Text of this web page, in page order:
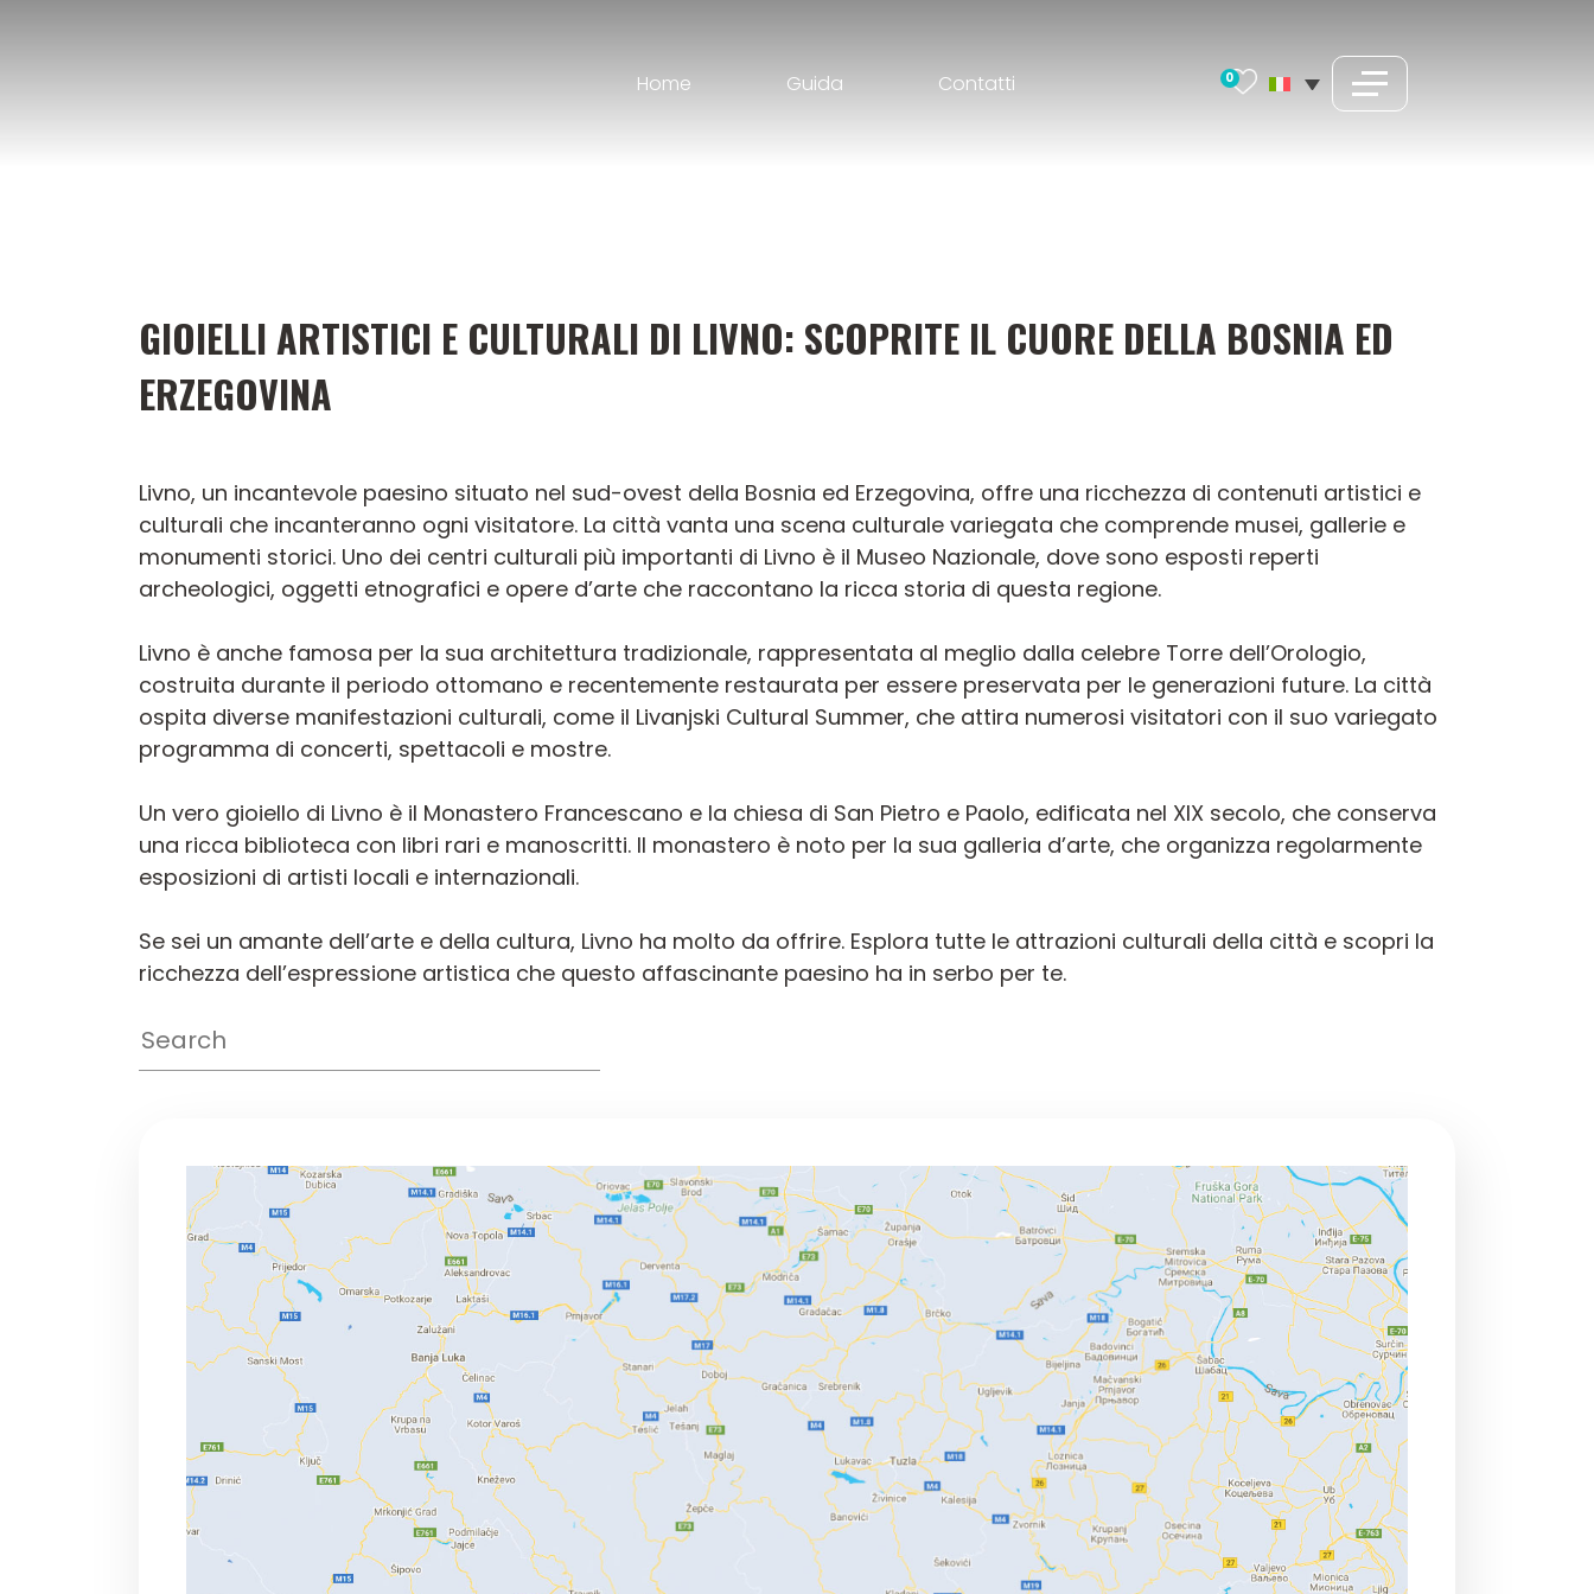
Home Guida Contatti 0
GIOIELLI ARTISTICI E CULTURALI DI LIVNO: SCOPRITE IL CUORE DELLA BOSNIA ED
ERZEGOVINA
Livno, un incantevole paesino situato nel sud-ovest della Bosnia ed Erzegovina, offre una ricchezza di contenuti artistici e
culturali che incanteranno ogni visitatore. La città vanta una scena culturale variegata che comprende musei, gallerie e
monumenti storici. Uno dei centri culturali più importanti di Livno è il Museo Nazionale, dove sono esposti reperti
archeologici, oggetti etnografici e opere d’arte che raccontano la ricca storia di questa regione.
Livno è anche famosa per la sua architettura tradizionale, rappresentata al meglio dalla celebre Torre dell’Orologio,
costruita durante il periodo ottomano e recentemente restaurata per essere preservata per le generazioni future. La città
ospita diverse manifestazioni culturali, come il Livanjski Cultural Summer, che attira numerosi visitatori con il suo variegato
programma di concerti, spettacoli e mostre.
Un vero gioiello di Livno è il Monastero Francescano e la chiesa di San Pietro e Paolo, edificata nel XIX secolo, che conserva
una ricca biblioteca con libri rari e manoscritti. Il monastero è noto per la sua galleria d’arte, che organizza regolarmente
esposizioni di artisti locali e internazionali.
Se sei un amante dell’arte e della cultura, Livno ha molto da offrire. Esplora tutte le attrazioni culturali della città e scopri la
ricchezza dell’espressione artistica che questo affascinante paesino ha in serbo per te.